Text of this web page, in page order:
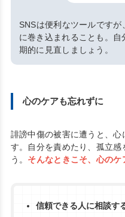
SNSは便利なツールです
に巻き込まれることも。
期的に見直しましょう。
心のケアも忘れずに
誹謗中傷の被害に遭うと、心
す。自分を責めたり、孤立感
う。 そんなときこそ、心のケ
信頼できる人に相談す